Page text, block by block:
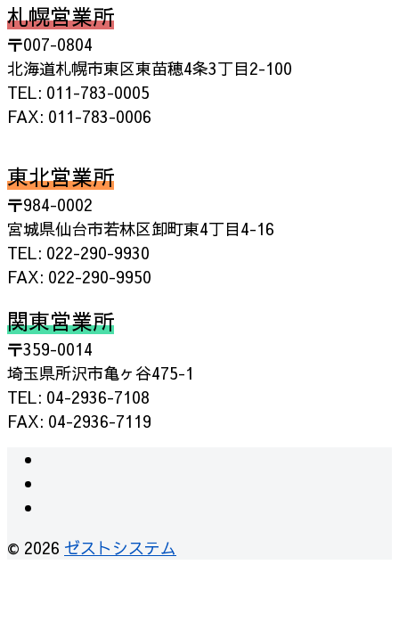
札幌営業所
〒007-0804
北海道札幌市東区東苗穂4条3丁目2-100
TEL: 011-783-0005
FAX: 011-783-0006
東北営業所
〒984-0002
宮城県仙台市若林区卸町東4丁目4-16
TEL: 022-290-9930
FAX: 022-290-9950
関東営業所
〒359-0014
埼玉県所沢市亀ヶ谷475-1
TEL: 04-2936-7108
FAX: 04-2936-7119
© 2026 ゼストシステム